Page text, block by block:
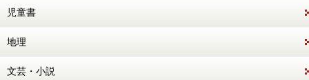
児童書
地理
文芸・小説